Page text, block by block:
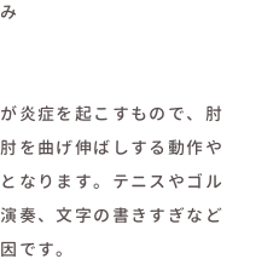
炎症を起こすもので、肘
を曲げ伸ばしする動作や
なります。テニスやゴル
奏、文字の書きすぎなど
です。